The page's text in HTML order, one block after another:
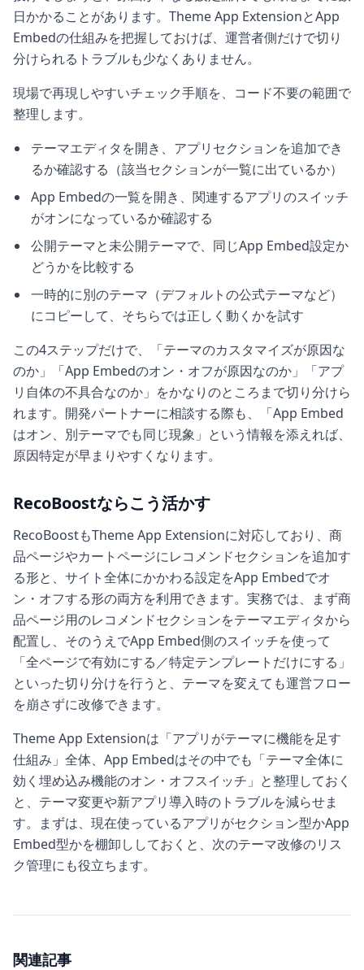
日かかることがあります。Theme App ExtensionとApp
Embedの仕組みを把握しておけば、運営者側だけで切り
分けられるトラブルも少なくありません。
現場で再現しやすいチェック手順を、コード不要の範囲で
整理します。
テーマエディタを開き、アプリセクションを追加でき
るか確認する（該当セクションが一覧に出ているか）
App Embedの一覧を開き、関連するアプリのスイッチ
がオンになっているか確認する
公開テーマと未公開テーマで、同じApp Embed設定か
どうかを比較する
一時的に別のテーマ（デフォルトの公式テーマなど）
にコピーして、そちらでは正しく動くかを試す
この4ステップだけで、「テーマのカスタマイズが原因な
のか」「App Embedのオン・オフが原因なのか」「アプ
リ自体の不具合なのか」をかなりのところまで切り分けら
れます。開発パートナーに相談する際も、「App Embed
はオン、別テーマでも同じ現象」という情報を添えれば、
原因特定が早まりやすくなります。
RecoBoostならこう活かす
RecoBoostもTheme App Extensionに対応しており、商
品ページやカートページにレコメンドセクションを追加す
る形と、サイト全体にかかわる設定をApp Embedでオ
ン・オフする形の両方を利用できます。実務では、まず商
品ページ用のレコメンドセクションをテーマエディタから
配置し、そのうえでApp Embed側のスイッチを使って
「全ページで有効にする／特定テンプレートだけにする」
といった切り分けを行うと、テーマを変えても運営フロー
を崩さずに改修できます。
Theme App Extensionは「アプリがテーマに機能を足す
仕組み」全体、App Embedはその中でも「テーマ全体に
効く埋め込み機能のオン・オフスイッチ」と整理しておく
と、テーマ変更や新アプリ導入時のトラブルを減らせま
す。まずは、現在使っているアプリがセクション型かApp
Embed型かを棚卸ししておくと、次のテーマ改修のリス
ク管理にも役立ちます。
関連記事